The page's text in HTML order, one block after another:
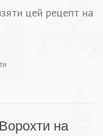
цей рецепт на
на